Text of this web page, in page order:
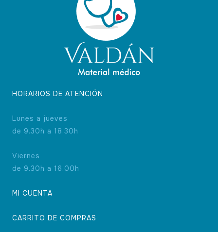
HORARIOS DE ATENCIÓN
Lunes a jueves
de 9.30h a 18.30h
Viernes
de 9.30h a 16.00h
MI CUENTA
CARRITO DE COMPRAS